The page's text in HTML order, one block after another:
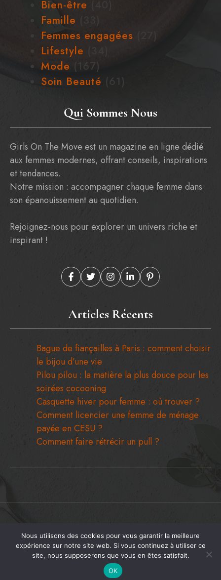
Qui Sommes Nous
Girls On The Move est un magazine en ligne dédié
aux femmes modernes, offrant conseils, inspirations
et tendances.
Notre mission : accompagner chaque femme dans
Rejoignez-nous pour explorer un univers riche et
Bien-être
Famille(33)
Femmes engagées
Lifestyle
(34)
Mode(167)
Articles Récents
Bague de fiançailles à Paris : comment choisir
le bijou d’une vie
Pilou pilou : la matière la plus douce pour les
soirées cocooning
Casquette hiver pour femme : où trouver ?
Comment licencier une femme de ménage
payée en CESU ?
Copyright © 2026 Girls On The Move.
Contact À Propos De NousMentions Légales Sitemap
Nous utilisons des cookies pour vous garantir la meilleure
expérience sur notre site web. Si vous continuez à utiliser ce
site, nous supposerons que vous en êtes satisfait.
OK